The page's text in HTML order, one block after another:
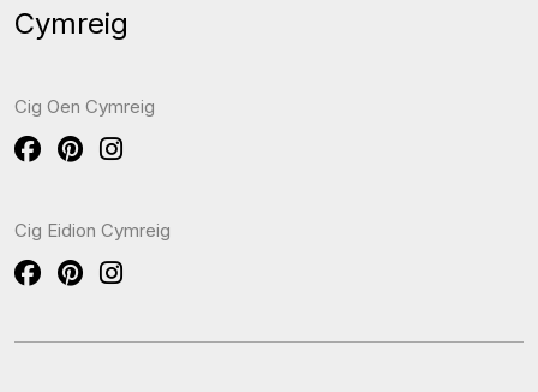
Cymreig
Cig Oen Cymreig
Cig Eidion Cymreig